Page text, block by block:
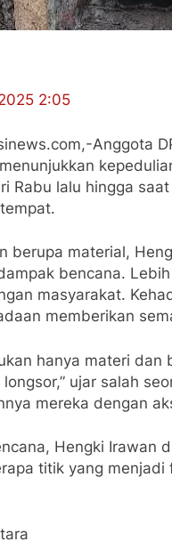
2:05
Anggota
Rabu lalu hingga
berupa material,
bencana.
masyarakat.
memberikan
hanya materi
ujar salah
mereka dengan
Hengki Irawan
titik yang